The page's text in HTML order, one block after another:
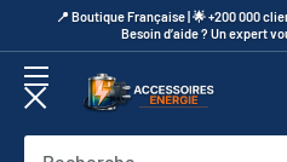
au
contenu
​📍​ Boutique Française | 🌟 +200 000
Besoin d’aide ? Un expert
Accessoires